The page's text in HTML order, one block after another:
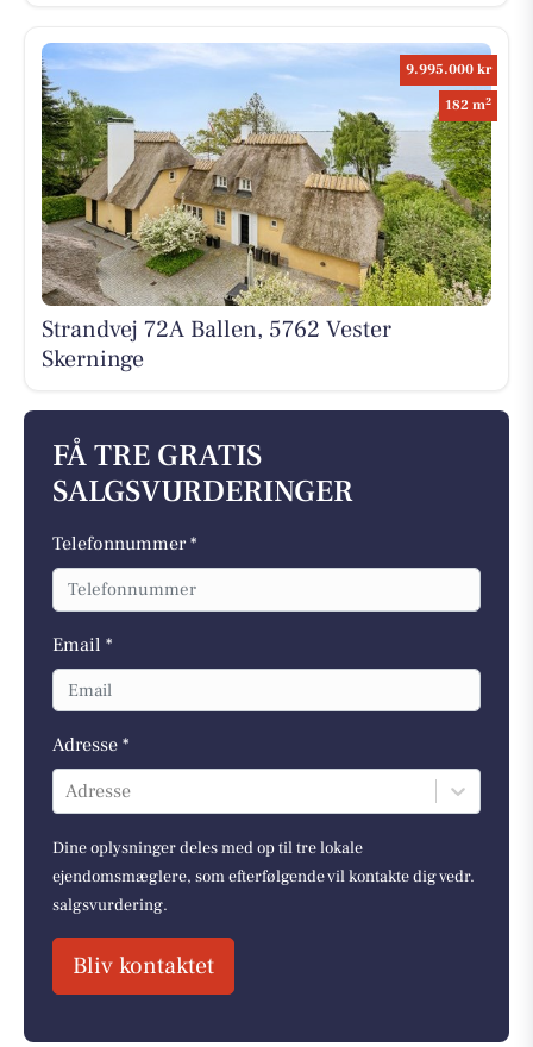
9.995.000 kr
182 m2
Strandvej 72A Ballen, 5762 Vester
Skerninge
FÅ TRE GRATIS
SALGSVURDERINGER
Telefonnummer *
Email *
Adresse *
Adresse
Dine oplysninger deles med op til tre lokale
ejendomsmæglere, som efterfølgende vil kontakte dig vedr.
salgsvurdering.
Bliv kontaktet